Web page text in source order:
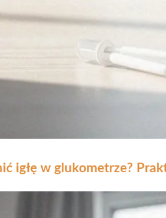
igłę w glukometrze?